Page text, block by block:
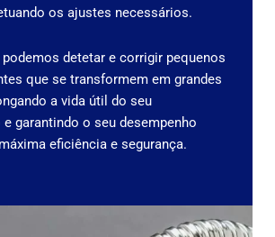
os ajustes necessários.
detetar e corrigir pequenos
que se transformem em grandes
a vida útil do seu
garantindo o seu desempenho
eficiência e segurança.